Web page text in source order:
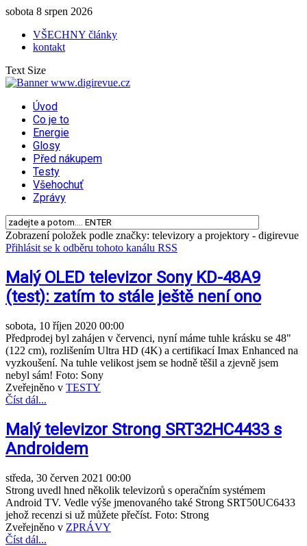
sobota 8 srpen 2026
VŠECHNY články
kontakt
Text Size
Úvod
Co je to
Energie
Glosy
Před nákupem
Testy
Všehochuť
Zprávy
Zobrazení položek podle značky: televizory a projektory - digirevue
Přihlásit se k odběru tohoto kanálu RSS
Malý OLED televizor Sony KD-48A9
(test): zatím to stále ještě není ono
sobota, 10 říjen 2020 00:00
Předprodej byl zahájen v červenci, nyní máme tuhle krásku se 48"
(122 cm), rozlišením Ultra HD (4K) a certifikací Imax Enhanced na
vyzkoušení. Na tuhle velikost jsem se hodně těšil a zjevně jsem
nebyl sám! Foto: Sony
Zveřejněno v TESTY
Číst dál...
Malý televizor Strong SRT32HC4433 s
Androidem
středa, 30 červen 2021 00:00
Strong uvedl hned několik televizorů s operačním systémem
Android TV. Vedle výše jmenovaného také Strong SRT50UC6433
jehož recenzi si už můžete přečíst. Foto: Strong
Zveřejněno v ZPRÁVY
Číst dál...